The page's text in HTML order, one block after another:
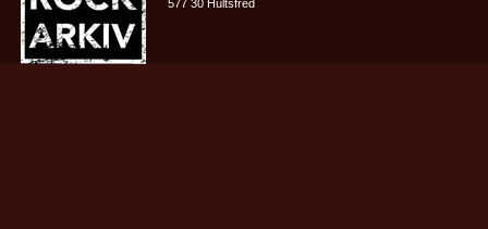
577 30 Hultsfred